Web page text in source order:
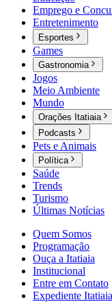
Emprego e
Entretenimento
Esportes
Games
Gastronomia
Jogos
Meio Ambiente
Mundo
Orações Itatiaia
Podcasts
Pets e Animais
Política
Saúde
Trends
Turismo
Últimas Notícias
Quem Somos
Programação
Ouça a Itatiaia
Institucional
Entre em Contato
Expediente Itatiaia